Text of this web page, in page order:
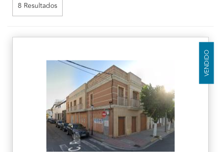
8 Resultados
VENDIDO